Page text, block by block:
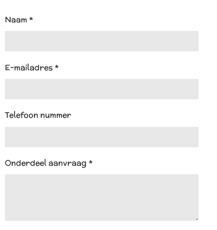
Naam *
E-mailadres *
Telefoon nummer
Onderdeel aanvraag *